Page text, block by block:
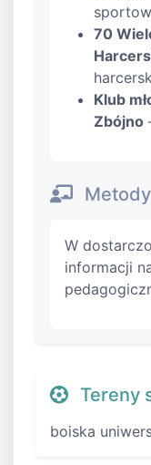
70
Klub
Zbójno
W
informacji
Tereny
boiska